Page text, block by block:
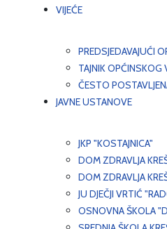
VIJEĆE
PREDSJEDAVAJUĆI
TAJNIK OPĆINSKOG
ČESTO
JAVNE USTANOVE
JKP "KOSTAJNICA"
DOM ZDRAVLJA
DOM ZDRAVLJA
JU DJEČJI VRTIĆ
OSNOVNA ŠKOLA